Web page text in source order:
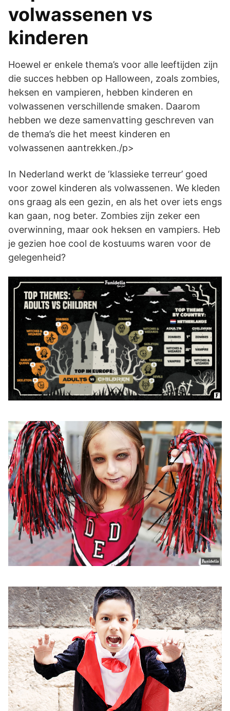
volwassenen vs
kinderen
Hoewel er enkele thema’s voor alle leeftijden zijn
die succes hebben op Halloween, zoals zombies,
heksen en vampieren, hebben kinderen en
volwassenen verschillende smaken. Daarom
hebben we deze samenvatting geschreven van
de thema’s die het meest kinderen en
volwassenen aantrekken./p>
In Nederland werkt de ‘klassieke terreur’ goed
voor zowel kinderen als volwassenen. We kleden
ons graag als een gezin, en als het over iets engs
kan gaan, nog beter. Zombies zijn zeker een
overwinning, maar ook heksen en vampiers. Heb
je gezien hoe cool de kostuums waren voor de
gelegenheid?